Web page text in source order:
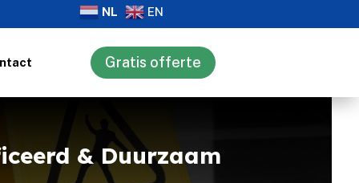
NL EN
Gratis offerte
& Duurzaam